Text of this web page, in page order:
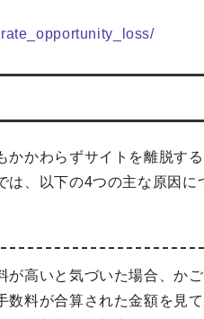
かかわらずサイトを離脱す
、以下の4つの主な原因に
高いと気づいた場合、か
数料が合算された金額を見